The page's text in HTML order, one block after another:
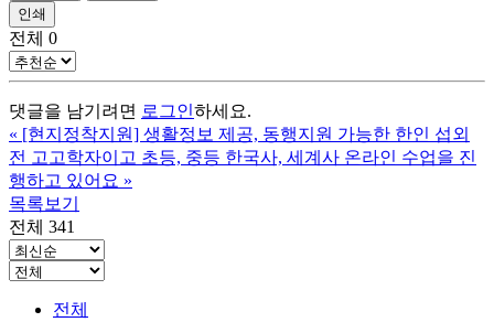
인쇄
전체 0
댓글을 남기려면 로그인하세요.
« [현지정착지원] 생활정보 제공, 동행지원 가능한 한인 섭외
전 고고학자이고 초등, 중등 한국사, 세계사 온라인 수업을 진
행하고 있어요 »
목록보기
전체 341
전체